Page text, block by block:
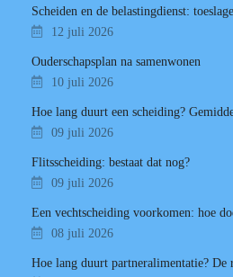
Scheiden en de belastingdienst:
12 juli 2026
Ouderschapsplan na samenwonen
10 juli 2026
Hoe lang duurt een scheiding?
09 juli 2026
Flitsscheiding: bestaat dat nog?
09 juli 2026
Een vechtscheiding voorkomen: hoe
08 juli 2026
Hoe lang duurt partneralimentatie? De